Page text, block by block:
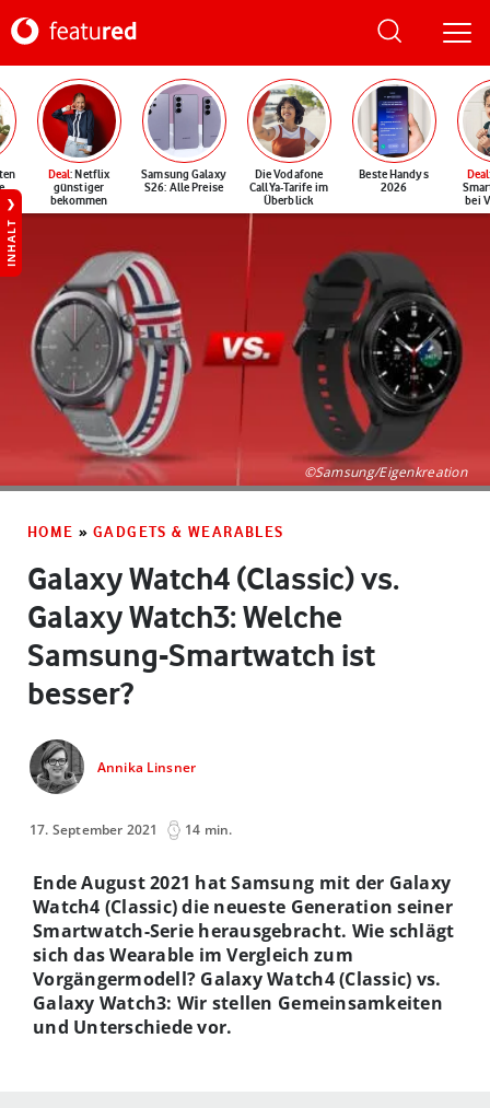
Deal: Netflix
günstiger
bekommen
Samsung Galaxy
S26: Alle Preise
Die Vodafone
CallYa-Tarife im
Überblick
Beste Handys
2026
Deal
bei
INHALT
©Samsung/Eigenkreation
HOME » GADGETS & WEARABLES
Galaxy Watch4 (Classic) vs.
Galaxy Watch3: Welche
Samsung-Smartwatch ist
besser?
Annika Linsner
17. September 2021 14 min.
Ende August 2021 hat Samsung mit der Galaxy
Watch4 (Classic) die neueste Generation seiner
Smartwatch-Serie herausgebracht. Wie schlägt
sich das Wearable im Vergleich zum
Vorgängermodell? Galaxy Watch4 (Classic) vs.
Galaxy Watch3: Wir stellen Gemeinsamkeiten
und Unterschiede vor.